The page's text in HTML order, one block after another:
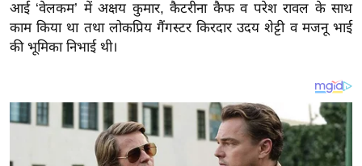
य
ब
ज
खे
ल
आई ‘वेलकम’ में अक्षय कुमार, कैटरीना कैफ व परेश रावल के साथ
काम किया था तथा लोकप्रिय गैंगस्टर किरदार उदय शेट्टी व मजनू भाई
की भूमिका निभाई थी।